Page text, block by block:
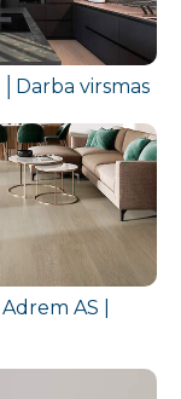
gan
23 121
virsmas
AS |